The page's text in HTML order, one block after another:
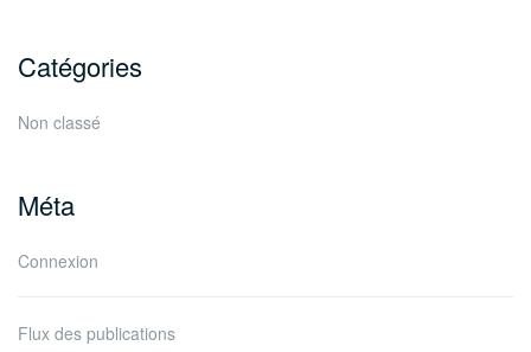
Catégories
Non classé
Méta
Connexion
Flux des publications